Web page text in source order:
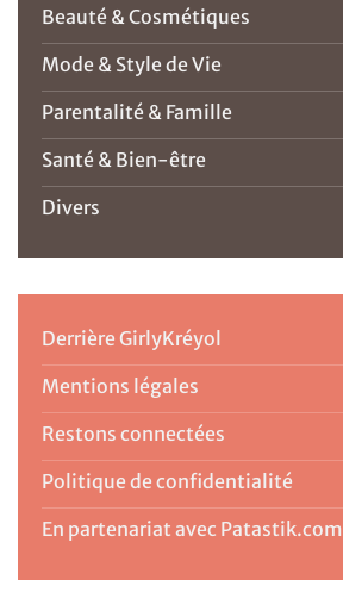
Beauté & Cosmétiques
Mode & Style de Vie
Parentalité & Famille
Santé & Bien-être
Divers
Derrière GirlyKréyol
Mentions légales
Restons connectées
Politique de confidentialité
En partenariat avec Patastik.com